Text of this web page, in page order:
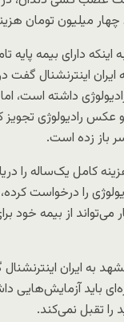
میلیون تومان
اینکه دارای بیمه پایه
اینترنشنال گفت
داشته است،
عکس رادیولوژی تجویز
باز زده است.
کامل یک‌ساله را
را درخواست
بار می‌تواند از بیمه
به ایران
باید آزمایش‌هایی
را تقبل نمی‌کند.